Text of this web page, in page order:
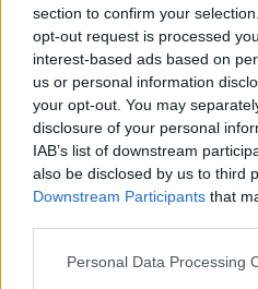
section to confirm your
opt-out request is processed
interest-based ads based on
us or personal information
your opt-out. You may
disclosure of your personal
IAB’s list of downstream
also be disclosed by us to third
Downstream Participants that
Personal Data Processing
Eladó adatai